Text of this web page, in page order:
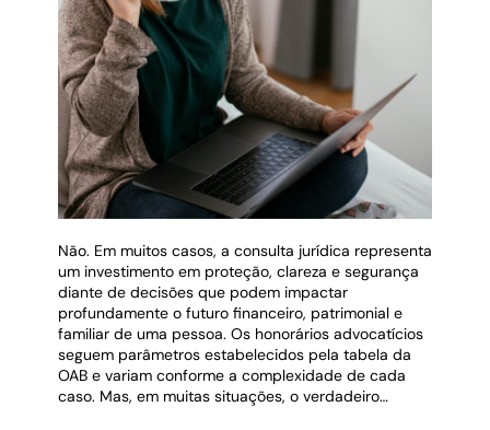
Não. Em muitos casos, a consulta jurídica representa
um investimento em proteção, clareza e segurança
diante de decisões que podem impactar
profundamente o futuro financeiro, patrimonial e
familiar de uma pessoa. Os honorários advocatícios
seguem parâmetros estabelecidos pela tabela da
OAB e variam conforme a complexidade de cada
caso. Mas, em muitas situações, o verdadeiro…